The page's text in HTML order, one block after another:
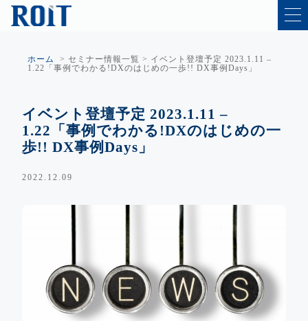
ホーム > セミナー情報一覧 > イベント登壇予定 2023.1.11 –
1.22「事例でわかる!DXのはじめの一歩!! DX事例Days」
イベント登壇予定 2023.1.11 –
1.22「事例でわかる!DXのはじめの一
歩!! DX事例Days」
2022.12.09